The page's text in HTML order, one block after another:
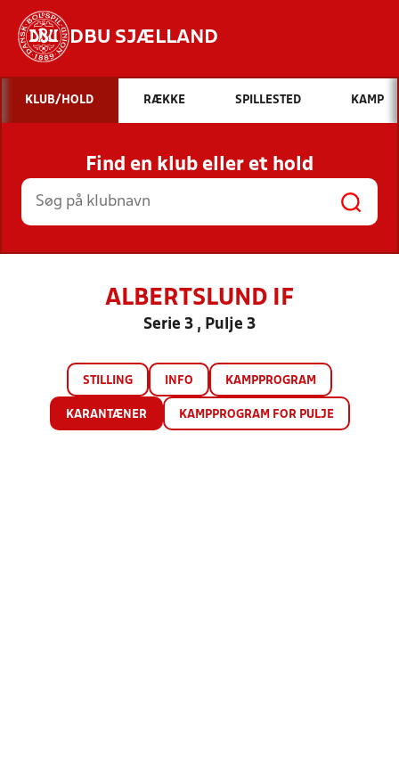
DBU SJÆLLAND
Hvad vil du søge efter?
INDHOLD OG NYHEDER
STILLINGER, RESULTATER, KLUBBER OG
HOLD
KLUB/HOLD RÆKKE SPILLESTED KAMP
Find en klub eller et hold
ALBERTSLUND IF
Serie 3 , Pulje 3
STILLING INFO KAMPPROGRAM
KARANTÆNER KAMPPROGRAM FOR PULJE